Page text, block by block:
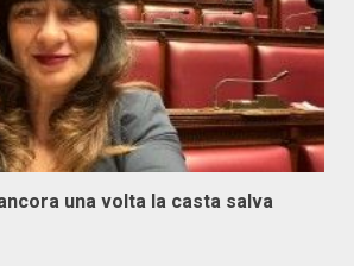
una volta la casta salva